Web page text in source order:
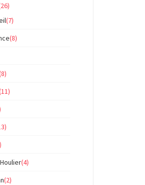
(7)
(8)
(4)
(2)